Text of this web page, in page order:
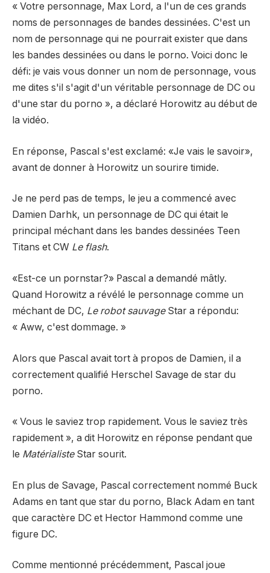
« Votre personnage, Max Lord, a l'un de ces grands
noms de personnages de bandes dessinées. C'est un
nom de personnage qui ne pourrait exister que dans
les bandes dessinées ou dans le porno. Voici donc le
défi: je vais vous donner un nom de personnage, vous
me dites s'il s'agit d'un véritable personnage de DC ou
d'une star du porno », a déclaré Horowitz au début de
la vidéo.
En réponse, Pascal s'est exclamé: «Je vais le savoir»,
avant de donner à Horowitz un sourire timide.
Je ne perd pas de temps, le jeu a commencé avec
Damien Darhk, un personnage de DC qui était le
principal méchant dans les bandes dessinées Teen
Titans et CW Le flash.
«Est-ce un pornstar?» Pascal a demandé mâtly.
Quand Horowitz a révélé le personnage comme un
méchant de DC, Le robot sauvageStar a répondu:
« Aww, c'est dommage. »
Alors que Pascal avait tort à propos de Damien, il a
correctement qualifié Herschel Savage de star du
porno.
« Vous le saviez trop rapidement. Vous le saviez très
rapidement », a dit Horowitz en réponse pendant que
le Matérialiste Star sourit.
En plus de Savage, Pascal correctement nommé Buck
Adams en tant que star du porno, Black Adam en tant
que caractère DC et Hector Hammond comme une
figure DC.
Comme mentionné précédemment, Pascal joue